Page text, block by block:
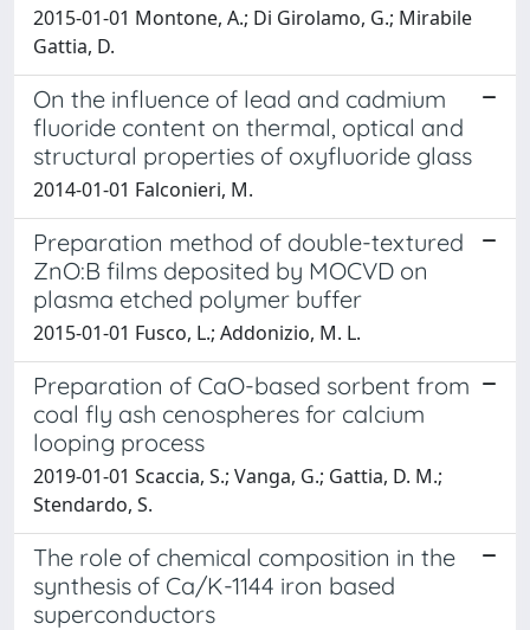
2015-01-01 Montone, A.; Di Girolamo, G.; Mirabile
Gattia, D.
On the influence of lead and cadmium
fluoride content on thermal, optical and
structural properties of oxyfluoride glass
2014-01-01 Falconieri, M.
Preparation method of double-textured
ZnO:B films deposited by MOCVD on
plasma etched polymer buffer
2015-01-01 Fusco, L.; Addonizio, M. L.
Preparation of CaO-based sorbent from
coal fly ash cenospheres for calcium
looping process
2019-01-01 Scaccia, S.; Vanga, G.; Gattia, D. M.;
Stendardo, S.
The role of chemical composition in the
synthesis of Ca/K-1144 iron based
superconductors